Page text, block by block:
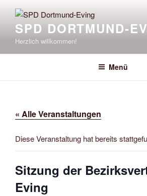
Inhalt
springenSPD DORTMUND-
Herzlich willkommen!
Menü
« Alle Veranstaltungen
Diese Veranstaltung hat bereits
Sitzung der
Eving